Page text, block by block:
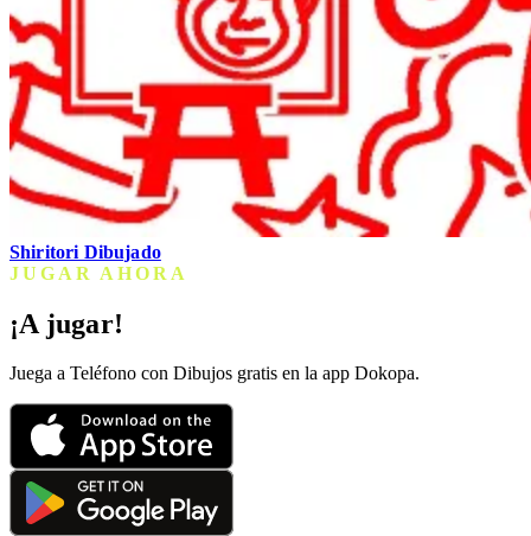
Shiritori Dibujado
JUGAR AHORA
¡A jugar!
Juega a Teléfono con Dibujos gratis en la app Dokopa.